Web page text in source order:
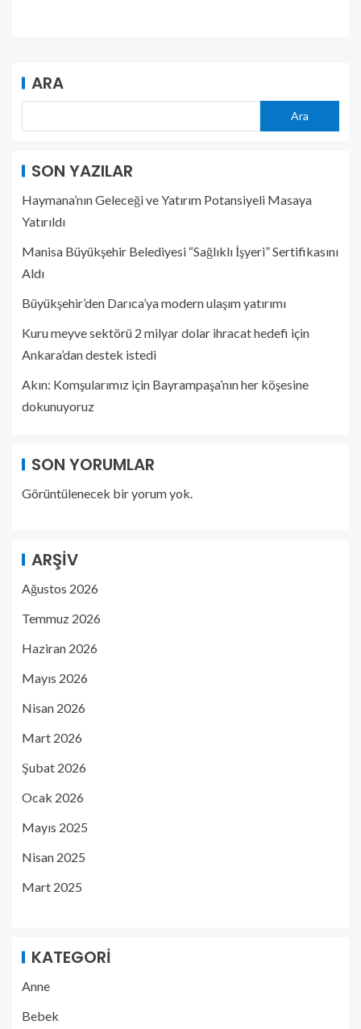
ARA
Ara
SON YAZILAR
Haymana’nın Geleceği ve Yatırım Potansiyeli Masaya
Yatırıldı
Manisa Büyükşehir Belediyesi “Sağlıklı İşyeri” Sertifikasını
Aldı
Büyükşehir’den Darıca’ya modern ulaşım yatırımı
Kuru meyve sektörü 2 milyar dolar ihracat hedefi için
Ankara’dan destek istedi
Akın: Komşularımız için Bayrampaşa’nın her köşesine
dokunuyoruz
SON YORUMLAR
Görüntülenecek bir yorum yok.
ARŞIV
Ağustos 2026
Temmuz 2026
Haziran 2026
Mayıs 2026
Nisan 2026
Mart 2026
Şubat 2026
Ocak 2026
Mayıs 2025
Nisan 2025
Mart 2025
KATEGORI
Anne
Bebek